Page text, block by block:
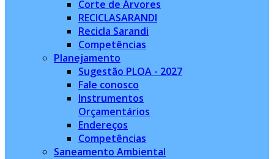
Corte de Árvores
RECICLASARANDI
Recicla Sarandi
Competências
Planejamento
Sugestão PLOA - 2027
Fale conosco
Instrumentos
Orçamentários
Endereços
Competências
Saneamento Ambiental